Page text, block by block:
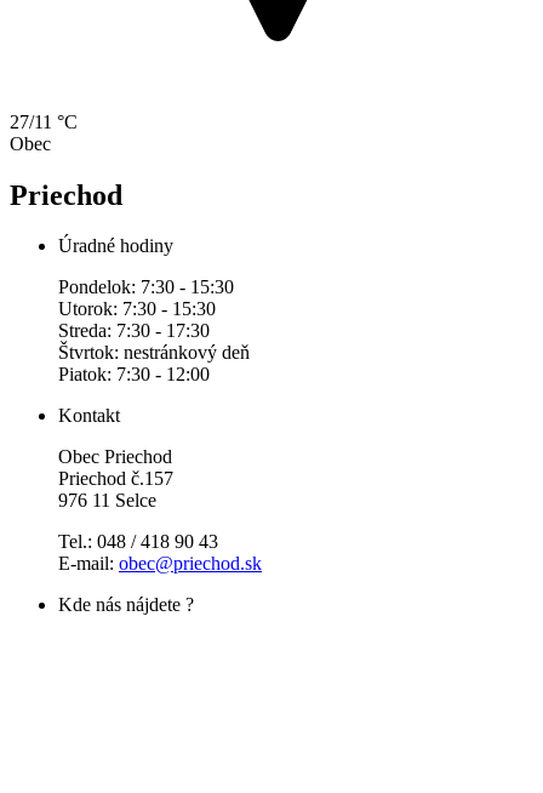
27/11 °C
Obec
Priechod
Úradné hodiny
Pondelok: 7:30 - 15:30
Utorok: 7:30 - 15:30
Streda: 7:30 - 17:30
Štvrtok: nestránkový deň
Piatok: 7:30 - 12:00
Kontakt
Obec Priechod
Priechod č.157
976 11 Selce
Tel.: 048 / 418 90 43
E-mail: obec@priechod.sk
Kde nás nájdete ?